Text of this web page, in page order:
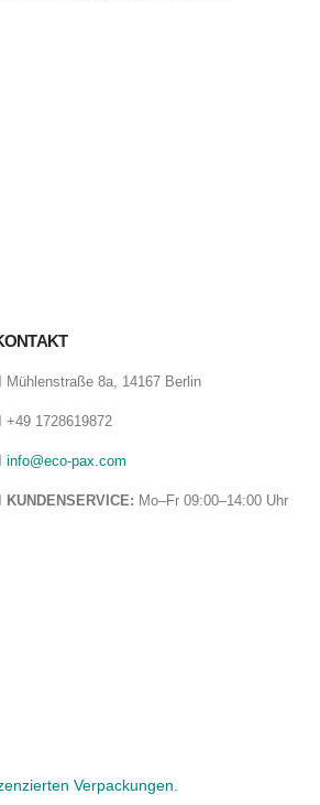
Mühlenstraße 8a, 14167 Berlin
+49 1728619872
info@eco-pax.com
KUNDENSERVICE: Mo–Fr 09:00–14:00 Uhr
Verpackungen.